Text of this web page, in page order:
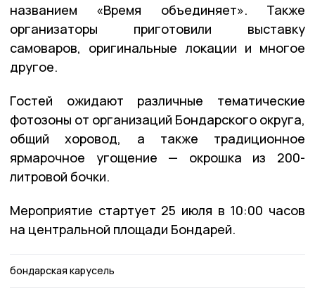
названием «Время объединяет». Также
организаторы приготовили выставку
самоваров, оригинальные локации и многое
другое.
Гостей ожидают различные тематические
фотозоны от организаций Бондарского округа,
общий хоровод, а также традиционное
ярмарочное угощение — окрошка из 200-
литровой бочки.
Мероприятие стартует 25 июля в 10:00 часов
на центральной площади Бондарей.
бондарская карусель